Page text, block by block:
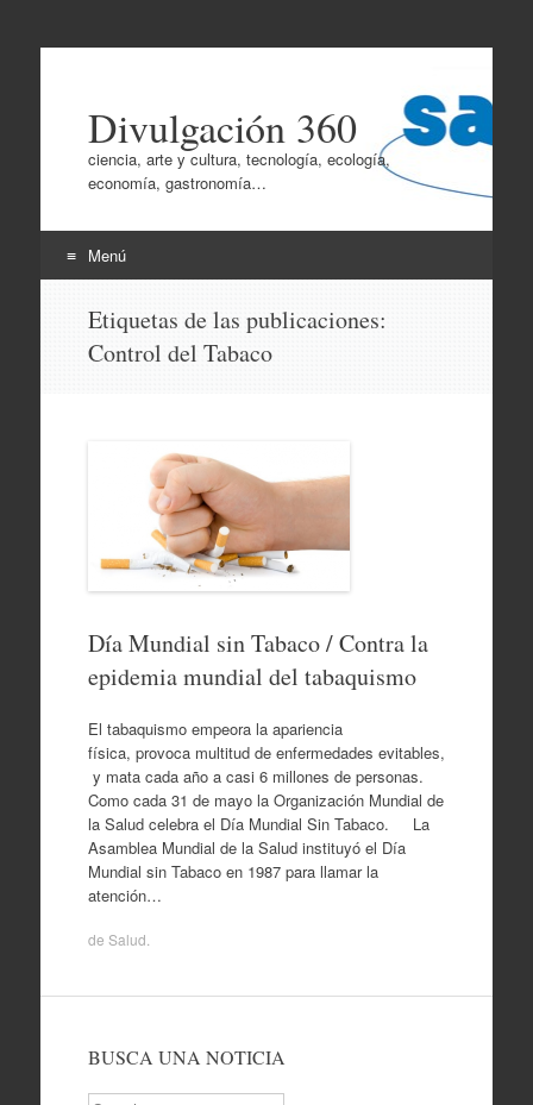
Divulgación 360
ciencia, arte y cultura, tecnología, ecología,
economía, gastronomía…
Menú
contenido
Etiquetas de las publicaciones:
Control del Tabaco
Día Mundial sin Tabaco / Contra la
epidemia mundial del tabaquismo
El tabaquismo empeora la apariencia
física, provoca multitud de enfermedades evitables,
y mata cada año a casi 6 millones de personas.
Como cada 31 de mayo la Organización Mundial de
la Salud celebra el Día Mundial Sin Tabaco. La
Asamblea Mundial de la Salud instituyó el Día
Mundial sin Tabaco en 1987 para llamar la
atención…
de Salud
BUSCA UNA NOTICIA